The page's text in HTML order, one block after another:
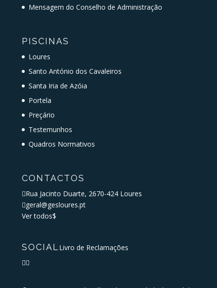
Mensagem do Conselho de Administração
PISCINAS
Loures
Santo António dos Cavaleiros
Santa Iria de Azóia
Portela
Preçário
Testemunhos
Quadros Normativos
CONTACTOS
Rua Jacinto Duarte, 2670-424 Loures
geral@gesloures.pt
Ver todos$
SOCIAL

Livro de Reclamações